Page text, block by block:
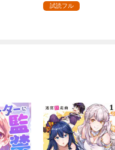
試読フル